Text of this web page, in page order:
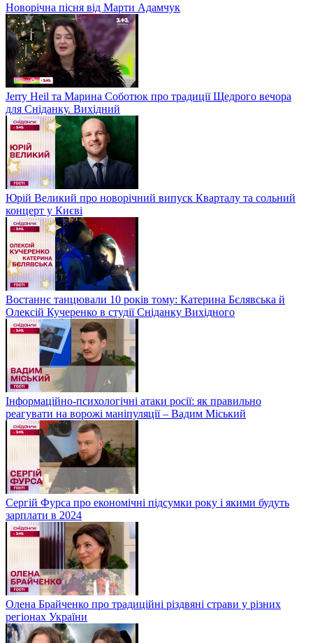
Новорічна пісня від Марти Адамчук
Jerry Heil та Марина Соботюк про традиції Щедрого вечора
для Сніданку. Вихідний
Юрій Великий про новорічний випуск Кварталу та сольний
концерт у Києві
Востаннє танцювали 10 років тому: Катерина Бєлявська й
Олексій Кучеренко в студії Сніданку Вихідного
Інформаційно-психологічні атаки росії: як правильно
реагувати на ворожі маніпуляції – Вадим Міський
Сергій Фурса про економічні підсумки року і якими будуть
зарплати в 2024
Олена Брайченко про традиційні різдвяні страви у різних
регіонах України